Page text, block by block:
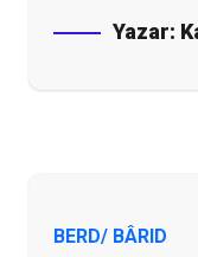
Yazar:
BERD/ BÂRID